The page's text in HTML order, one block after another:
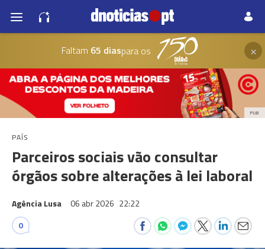
Faltam 65 diaspara os ×
PUB
PAÍS
Parceiros sociais vão consultar
órgãos sobre alterações à lei laboral
Agência Lusa 06 abr 2026 22:22
0